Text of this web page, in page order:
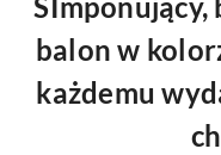
SImponujący,
balon w
każdemu